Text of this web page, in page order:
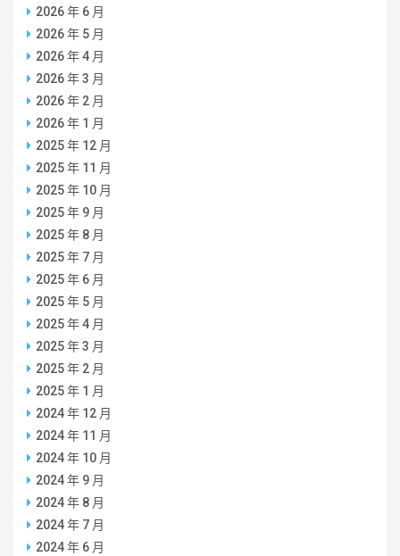
2026 年 6 月
2026 年 5 月
2026 年 4 月
2026 年 3 月
2026 年 2 月
2026 年 1 月
2025 年 12 月
2025 年 11 月
2025 年 10 月
2025 年 9 月
2025 年 8 月
2025 年 7 月
2025 年 6 月
2025 年 5 月
2025 年 4 月
2025 年 3 月
2025 年 2 月
2025 年 1 月
2024 年 12 月
2024 年 11 月
2024 年 10 月
2024 年 9 月
2024 年 8 月
2024 年 7 月
2024 年 6 月